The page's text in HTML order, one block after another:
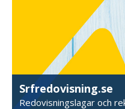
Srfredovisning.se
Redovisningslagar och